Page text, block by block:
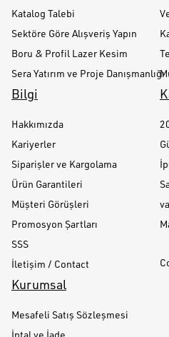
Katalog Talebi
Sektöre Göre Alışveriş Yapın
Boru & Profil Lazer Kesim
Sera Yatırım ve Proje Danışmanlığı
Bilgi
Hakkımızda
Kariyerler
Siparişler ve Kargolama
Ürün Garantileri
Müşteri Görüşleri
Promosyon Şartları
SSS
İletişim / Contact
Kurumsal
Mesafeli Satış Sözleşmesi
İptal ve İade